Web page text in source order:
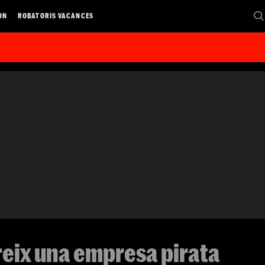
ROBATORIS VACANCES
una empresa pirata